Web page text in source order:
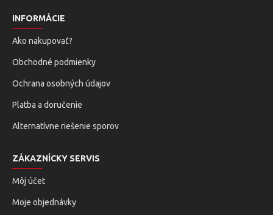
INFORMÁCIE
Ako nakupovať?
Obchodné podmienky
Ochrana osobných údajov
Platba a doručenie
Alternatívne riešenie sporov
ZÁKAZNÍCKY SERVIS
Môj účet
Moje objednávky